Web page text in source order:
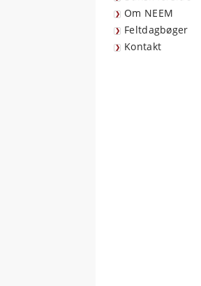
Om NEEM
Feltdagbøger
Kontakt